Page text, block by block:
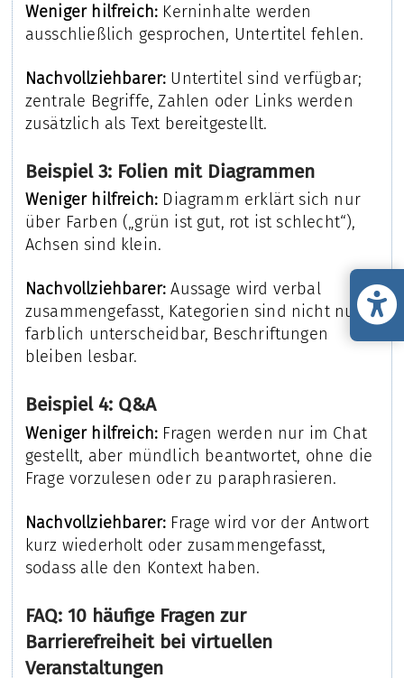
Weniger hilfreich: Kerninhalte werden
ausschließlich gesprochen, Untertitel fehlen.
Nachvollziehbarer: Untertitel sind verfügbar;
zentrale Begriffe, Zahlen oder Links werden
zusätzlich als Text bereitgestellt.
Beispiel 3: Folien mit Diagrammen
Weniger hilfreich: Diagramm erklärt sich nur
über Farben („grün ist gut, rot ist schlecht“),
Achsen sind klein.
Nachvollziehbarer: Aussage wird verbal
zusammengefasst, Kategorien sind nicht nur
farblich unterscheidbar, Beschriftungen
bleiben lesbar.
Beispiel 4: Q&A
Weniger hilfreich: Fragen werden nur im Chat
gestellt, aber mündlich beantwortet, ohne die
Frage vorzulesen oder zu paraphrasieren.
Nachvollziehbarer: Frage wird vor der Antwort
kurz wiederholt oder zusammengefasst,
sodass alle den Kontext haben.
FAQ: 10 häufige Fragen zur
Barrierefreiheit bei virtuellen
Veranstaltungen